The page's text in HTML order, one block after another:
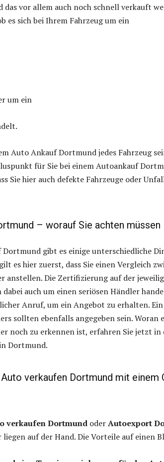
das vor allem auch noch schnell verkauft
es sich bei Ihrem Fahrzeug um ein
um ein
Auto Ankauf Dortmund jedes Fahrzeug
für Sie bei einem Autoankauf
Sie hier auch defekte Fahrzeuge oder
– worauf Sie achten müssen
gibt es einige unterschiedliche
es hier zuerst, dass Sie einen Vergleich
anstellen. Die Zertifizierung auf der
dabei auch um einen seriösen Händler
Anruf, um ein Angebot zu erhalten.
sollten ebenfalls angegeben sein. Woran
noch zu erkennen ist, erfahren Sie jetzt
Dortmund.
verkaufen Dortmund mit einem
verkaufen Dortmund oderAutoexport
auf der Hand. Die Vorteile auf einen